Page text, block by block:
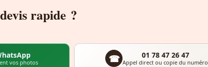
rapide ?
vos photos ☎ 01 78 47 26 47
Appel direct ou copie du numéro